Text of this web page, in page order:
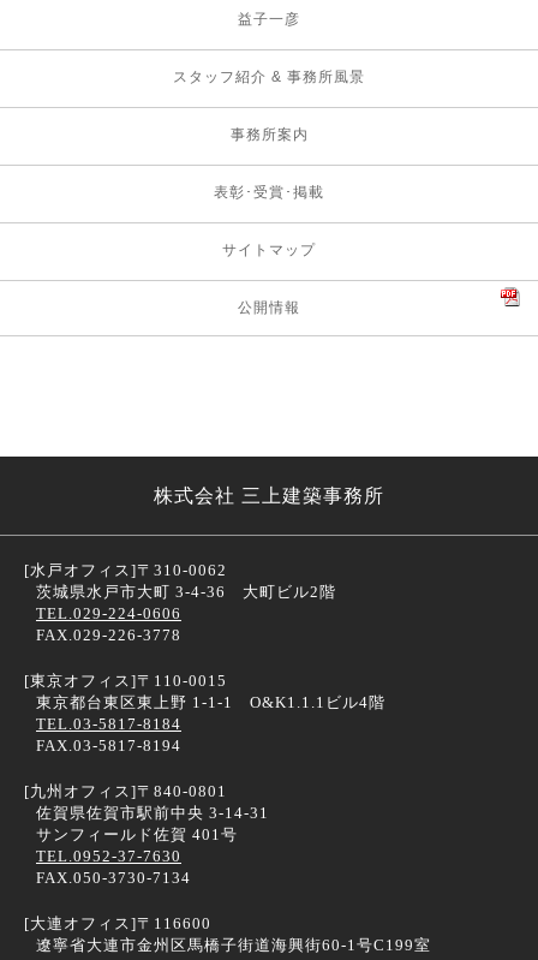
益子一彦
スタッフ紹介 & 事務所風景
事務所案内
表彰･受賞･掲載
サイトマップ
公開情報
株式会社 三上建築事務所
[水戸オフィス]〒310-0062
茨城県水戸市大町 3-4-36 大町ビル2階
TEL.029-224-0606
FAX.029-226-3778
[東京オフィス]〒110-0015
東京都台東区東上野 1-1-1 O&K1.1.1ビル4階
TEL.03-5817-8184
FAX.03-5817-8194
[九州オフィス]〒840-0801
佐賀県佐賀市駅前中央 3-14-31
サンフィールド佐賀 401号
TEL.0952-37-7630
FAX.050-3730-7134
[大連オフィス]〒116600
遼寧省大連市金州区馬橋子街道海興街60-1号C199室